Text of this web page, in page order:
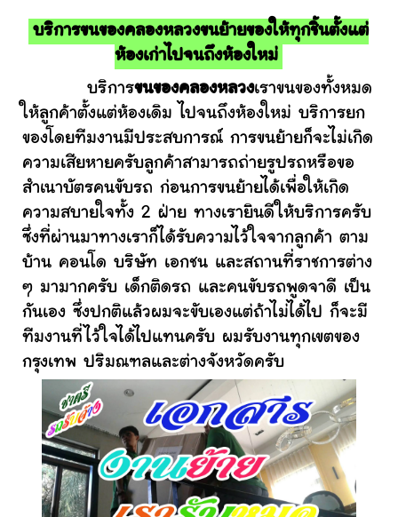
บริการขนของคลองหลวงขนย้ายของให้ทุกชิ้นตั้งแต่
ห้องเก่าไปจนถึงห้องใหม่
บริการขนของคลองหลวงเราขนของทั้งหมด
ให้ลูกค้าตั้งแต่ห้องเดิม ไปจนถึงห้องใหม่ บริการยก
ของโดยทีมงานมีประสบการณ์ การขนย้ายก็จะไม่เกิด
ความเสียหายครับลูกค้าสามารถถ่ายรูปรถหรือขอ
สำเนาบัตรคนขับรถ ก่อนการขนย้ายได้เพื่อให้เกิด
ความสบายใจทั้ง 2 ฝ่าย ทางเรายินดีให้บริการครับ
ซึ่งที่ผ่านมาทางเราก็ได้รับความไว้ใจจากลูกค้า ตาม
บ้าน คอนโด บริษัท เอกชน และสถานที่ราชการต่าง
ๆ มามากครับ เด็กติดรถ และคนขับรถพูดจาดี เป็น
กันเอง ซึ่งปกติแล้วผมจะขับเองแต่ถ้าไม่ได้ไป ก็จะมี
ทีมงานที่ไว้ใจได้ไปแทนครับ ผมรับงานทุกเขตของ
กรุงเทพ ปริมณฑลและต่างจังหวัดครับ